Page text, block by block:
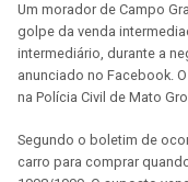
Um morador de Campo
golpe da venda
intermediário, durante a
anunciado no Facebook.
na Polícia Civil de Mato
Segundo o boletim de
carro para comprar